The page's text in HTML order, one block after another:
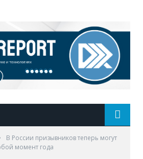
В России призывников теперь могут
момент года